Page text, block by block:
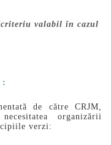
valabil în cazul
:
de către CRJM,
organizării
verzi: